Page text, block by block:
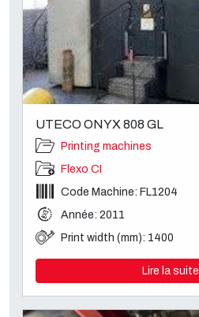
UTECO ONYX 808 GL
Printing machines
Flexo CI
Code Machine: FL1204
Année: 2011
Print width (mm): 1400
Lire la suite